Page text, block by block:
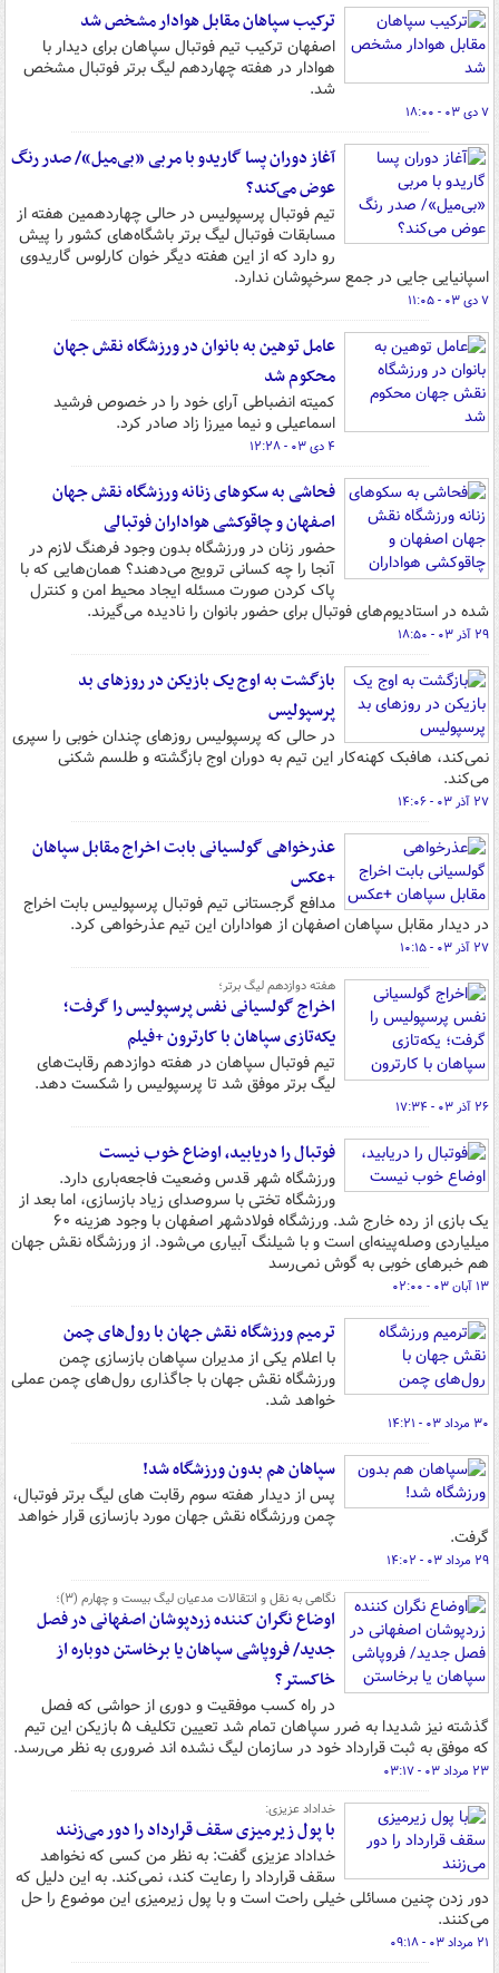
ترکیب سپاهان مقابل هوادار مشخص شد
اصفهان ترکیب تیم فوتبال سپاهان برای دیدار با
هوادار در هفته چهاردهم لیگ برتر فوتبال مشخص
شد.
۷ دی ۰۳ - ۱۸:۰۰
آغاز دوران پسا گاریدو با مربی «بی‌میل»/ صدر رنگ
عوض می‌کند؟
تیم فوتبال پرسپولیس در حالی چهاردهمین هفته از
مسابقات فوتبال لیگ برتر باشگاه‌های کشور را پیش
رو دارد که از این هفته دیگر خوان کارلوس گاریدوی
اسپانیایی جایی در جمع سرخپوشان ندارد.
۷ دی ۰۳ - ۱۱:۰۵
عامل توهین به بانوان در ورزشگاه نقش جهان
محکوم شد
کمیته انضباطی آرای خود را در خصوص فرشید
اسماعیلی و نیما میرزا زاد صادر کرد.
۴ دی ۰۳ - ۱۲:۲۸
فحاشی به سکوهای زنانه ورزشگاه نقش جهان
اصفهان و چاقوکشی هواداران فوتبالی
حضور زنان در ورزشگاه بدون وجود فرهنگ لازم در
آنجا را چه کسانی ترویج می‌دهند؟ همان‌هایی که با
پاک کردن صورت مسئله ایجاد محیط امن و کنترل
شده در استادیوم‌های فوتبال برای حضور بانوان را نادیده می‌گیرند.
۲۹ آذر ۰۳ - ۱۸:۵۰
بازگشت به اوج یک بازیکن در روزهای بد
پرسپولیس
در حالی که پرسپولیس روزهای چندان خوبی را سپری
نمی‌کند، هافبک کهنه‌کار این تیم به دوران اوج بازگشته و طلسم شکنی
می‌کند.
۲۷ آذر ۰۳ - ۱۴:۰۶
عذرخواهی گولسیانی بابت اخراج مقابل سپاهان
+عکس
مدافع گرجستانی تیم فوتبال پرسپولیس بابت اخراج
در دیدار مقابل سپاهان اصفهان از هواداران این تیم عذرخواهی کرد.
۲۷ آذر ۰۳ - ۱۰:۱۵
هفته دوازدهم لیگ برتر؛
اخراج گولسیانی نفس پرسپولیس را گرفت؛
یکه‌تازی سپاهان با کارترون +فیلم
تیم فوتبال سپاهان در هفته دوازدهم رقابت‌های
لیگ برتر موفق شد تا پرسپولیس را شکست دهد.
۲۶ آذر ۰۳ - ۱۷:۳۴
فوتبال را دریابید، اوضاع خوب نیست
ورزشگاه شهر قدس وضعیت فاجعه‌باری دارد.
ورزشگاه تختی با سروصدای زیاد بازسازی، اما بعد از
یک بازی از رده خارج شد. ورزشگاه فولادشهر اصفهان با وجود هزینه ۶۰
میلیاردی وصله‌پینه‌ای است و با شیلنگ آبیاری می‌شود. از ورزشگاه نقش جهان
هم خبرهای خوبی به گوش نمی‌رسد
۱۳ آبان ۰۳ - ۰۲:۰۰
ترمیم ورزشگاه نقش جهان با رول‌های چمن
با اعلام یکی از مدیران سپاهان بازسازی چمن
ورزشگاه نقش جهان با جاگذاری رول‌های چمن عملی
خواهد شد.
۳۰ مرداد ۰۳ - ۱۴:۲۱
سپاهان هم بدون ورزشگاه شد!
پس از دیدار هفته سوم رقابت های لیگ برتر فوتبال،
چمن ورزشگاه نقش جهان مورد بازسازی قرار خواهد
گرفت.
۲۹ مرداد ۰۳ - ۱۴:۰۲
نگاهی به نقل و انتقالات مدعیان لیگ بیست و چهارم (۳)؛
اوضاع نگران کننده زردپوشان اصفهانی در فصل
جدید/ فروپاشی سپاهان یا برخاستن دوباره از
خاکستر؟
در راه کسب موفقیت و دوری از حواشی که فصل
گذشته نیز شدیدا به ضرر سپاهان تمام شد تعیین تکلیف ۵ بازیکن این تیم
که موفق به ثبت قرارداد خود در سازمان لیگ نشده اند ضروری به نظر می‌رسد.
۲۳ مرداد ۰۳ - ۰۳:۱۷
خداداد عزیزی:
با پول زیرمیزی سقف قرارداد را دور می‌زنند
خداداد عزیزی گفت: به نظر من کسی که نخواهد
سقف قرارداد را رعایت کند، نمی‌کند. به این دلیل که
دور زدن چنین مسائلی خیلی راحت است و با پول زیرمیزی این موضوع را حل
می‌کنند.
۲۱ مرداد ۰۳ - ۰۹:۱۸